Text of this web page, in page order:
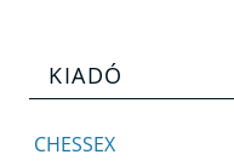
KIADÓ
CHESSEX